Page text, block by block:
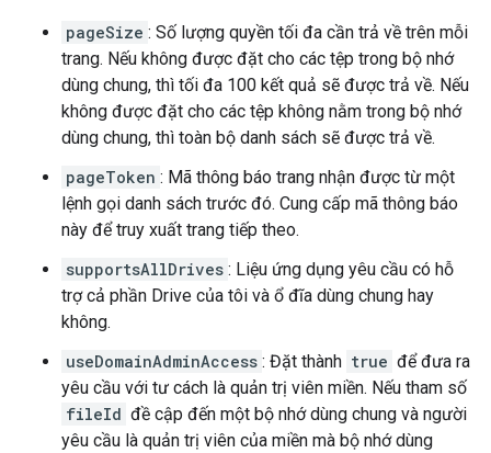
pageSize : Số lượng quyền tối đa cần trả về trên mỗi
trang. Nếu không được đặt cho các tệp trong bộ nhớ
dùng chung, thì tối đa 100 kết quả sẽ được trả về. Nếu
không được đặt cho các tệp không nằm trong bộ nhớ
dùng chung, thì toàn bộ danh sách sẽ được trả về.
pageToken : Mã thông báo trang nhận được từ một
lệnh gọi danh sách trước đó. Cung cấp mã thông báo
này để truy xuất trang tiếp theo.
supportsAllDrives : Liệu ứng dụng yêu cầu có hỗ
trợ cả phần Drive của tôi và ổ đĩa dùng chung hay
không.
useDomainAdminAccess : Đặt thành true để đưa ra
yêu cầu với tư cách là quản trị viên miền. Nếu tham số
fileId đề cập đến một bộ nhớ dùng chung và người
yêu cầu là quản trị viên của miền mà bộ nhớ dùng